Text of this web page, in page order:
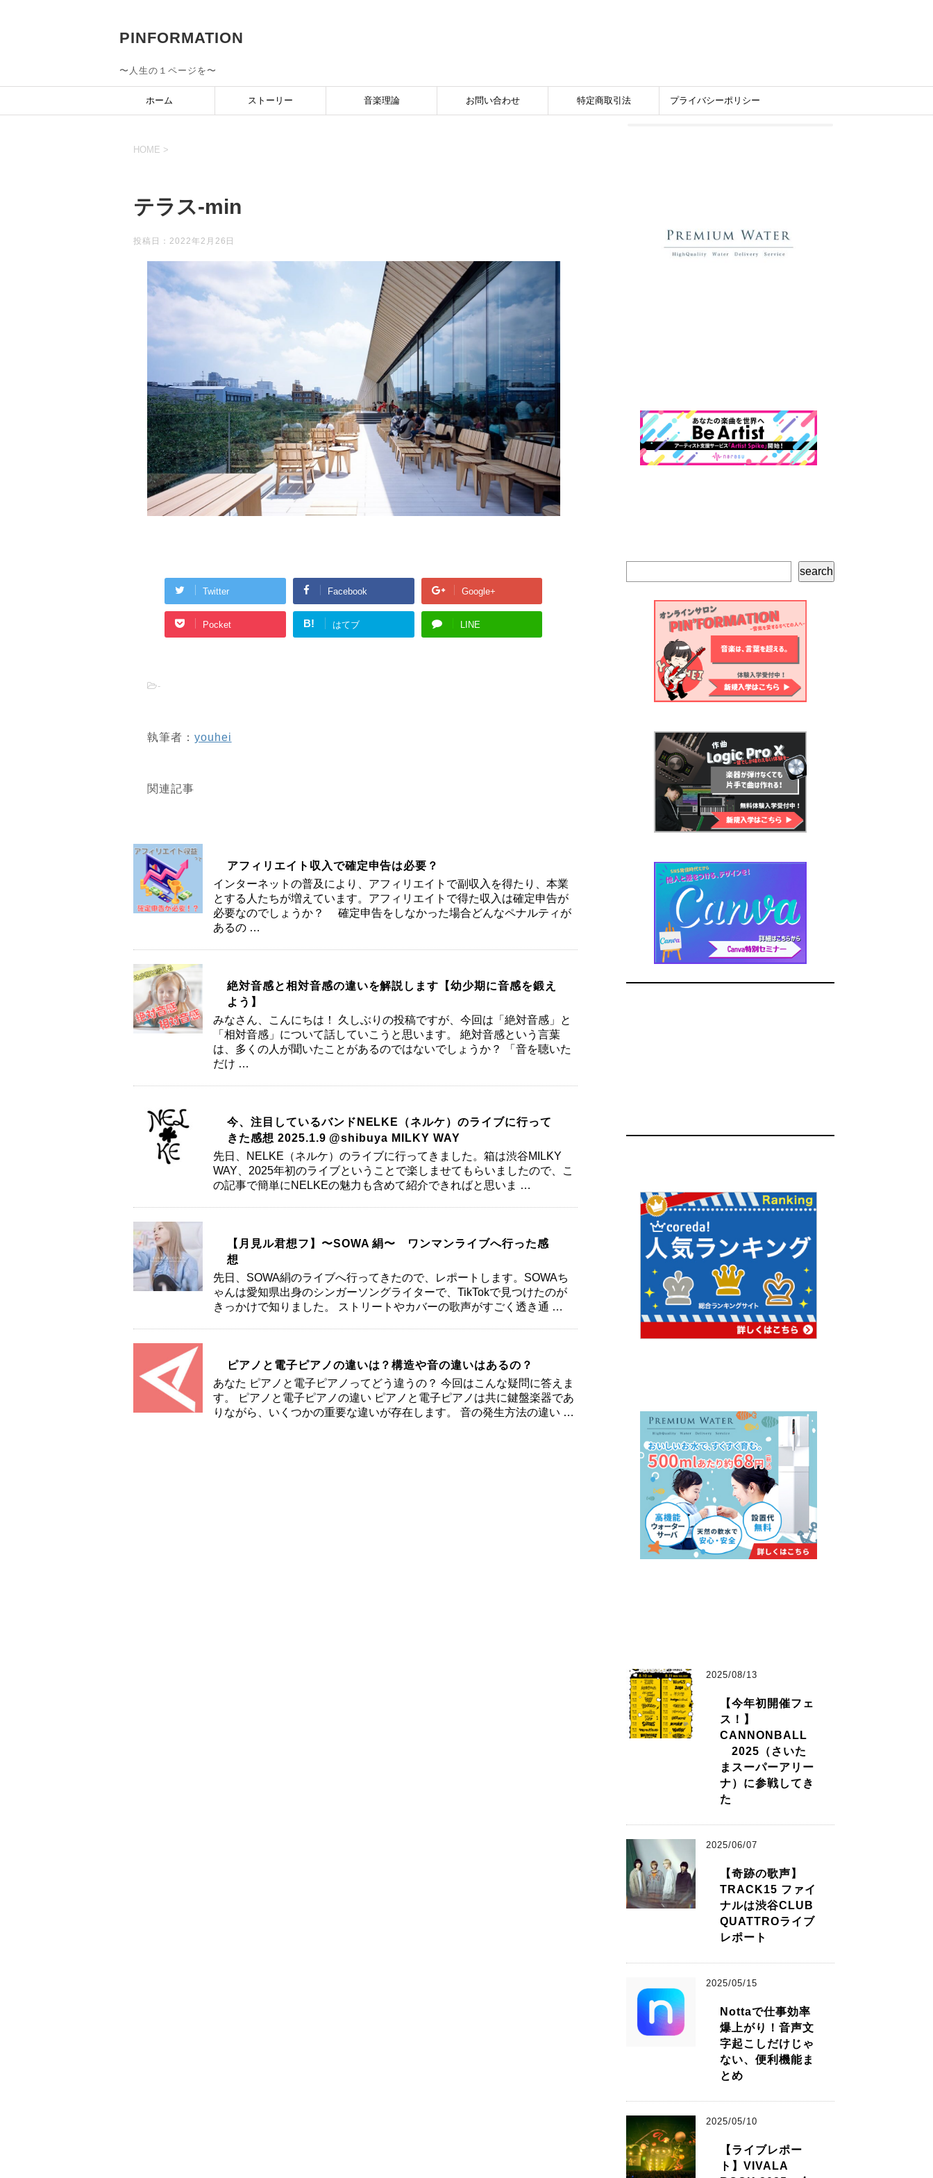
PINFORMATION
〜人生の１ページを〜
ホーム ストーリー 音楽理論 お問い合わせ 特定商取引法 プライバシーポリシー
HOME >
テラス-min
投稿日： 2022年2月26日
Twitter Facebook Google+
Pocket B! はてブ LINE
-
執筆者： youhei
関連記事
アフィリエイト収入で確定申告は必要？
インターネットの普及により、アフィリエイトで副収入を得たり、本業
とする人たちが増えています。アフィリエイトで得た収入は確定申告が
必要なのでしょうか？ 確定申告をしなかった場合どんなペナルティが
あるの …
絶対音感と相対音感の違いを解説します【幼少期に音感を鍛え
よう】
みなさん、こんにちは！ 久しぶりの投稿ですが、今回は「絶対音感」と
「相対音感」について話していこうと思います。 絶対音感という言葉
は、多くの人が聞いたことがあるのではないでしょうか？ 「音を聴いた
だけ …
今、注目しているバンドNELKE（ネルケ）のライブに行って
きた感想 2025.1.9 @shibuya MILKY WAY
先日、NELKE（ネルケ）のライブに行ってきました。箱は渋谷MILKY
WAY、2025年初のライブということで楽しませてもらいましたので、こ
の記事で簡単にNELKEの魅力も含めて紹介できればと思いま …
【月見ル君想フ】〜SOWA 絹〜 ワンマンライブへ行った感
想
先日、SOWA絹のライブへ行ってきたので、レポートします。SOWAち
ゃんは愛知県出身のシンガーソングライターで、TikTokで見つけたのが
きっかけで知りました。 ストリートやカバーの歌声がすごく透き通 …
ピアノと電子ピアノの違いは？構造や音の違いはあるの？
あなた ピアノと電子ピアノってどう違うの？ 今回はこんな疑問に答えま
す。 ピアノと電子ピアノの違い ピアノと電子ピアノは共に鍵盤楽器であ
りながら、いくつかの重要な違いが存在します。 音の発生方法の違い …
索
search
2025/08/13
【今年初開催フェ
ス！】
CANNONBALL
2025（さいた
まスーパーアリー
ナ）に参戦してき
た
2025/06/07
【奇跡の歌声】
TRACK15 ファイ
ナルは渋谷CLUB
QUATTROライブ
レポート
2025/05/15
Nottaで仕事効率
爆上がり！音声文
字起こしだけじゃ
ない、便利機能ま
とめ
2025/05/10
【ライブレポー
ト】VIVALA